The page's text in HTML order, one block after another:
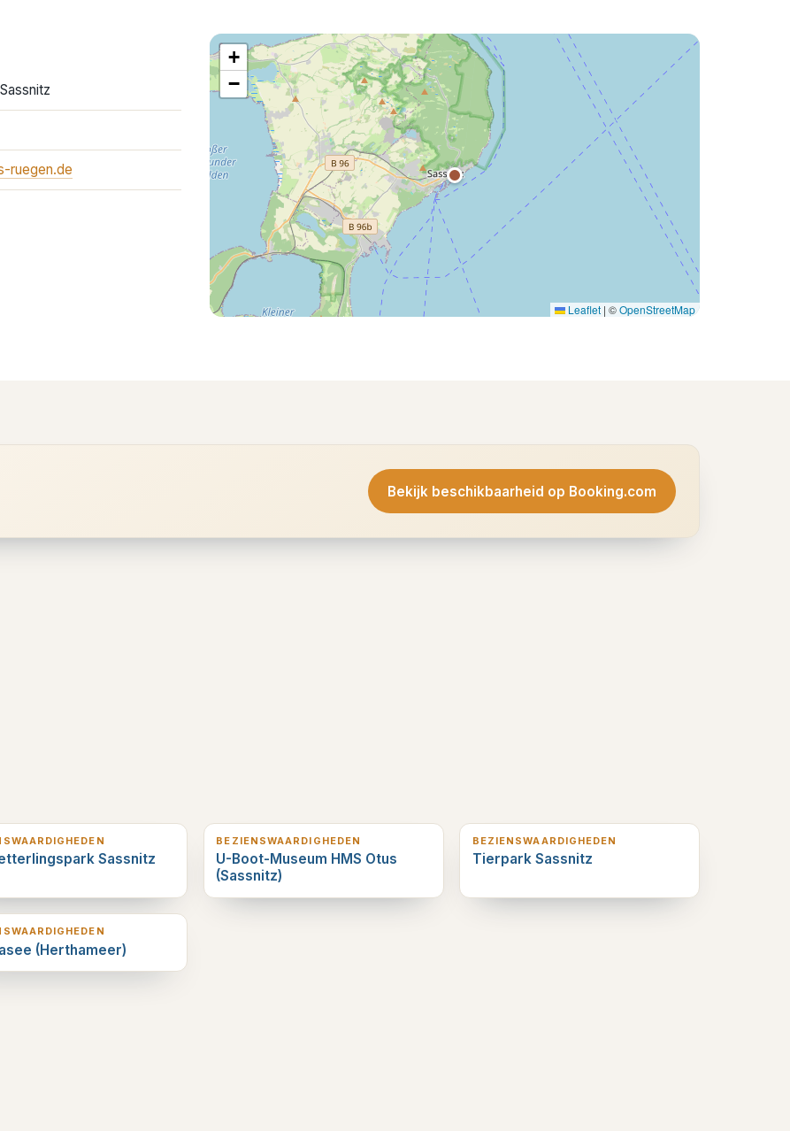
ruegen.de
+
−
Leaflet | ©OpenStreetMap
Bekijk beschikbaarheid op Booking.com
Sassnitz
BEZIENSWAARDIGHEDEN
U-Boot-Museum HMS Otus
(Sassnitz)
BEZIENSWAARDIGHEDEN
Tierpark Sassnitz
(Herthameer)